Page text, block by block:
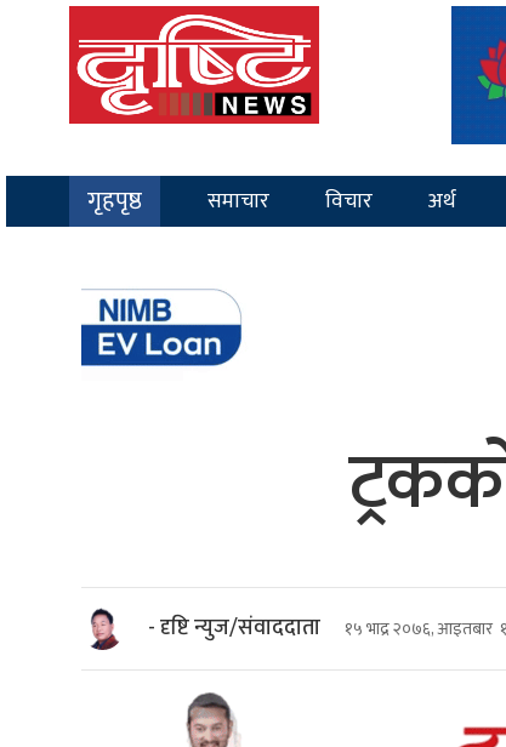
गृहपृष्ठ समाचार विचार अर्थ
- दृष्टि न्युज/संवाददाता १५ भाद्र २०७६,